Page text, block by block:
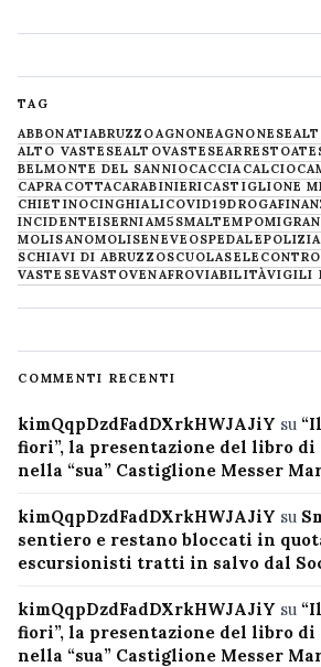
TAG
ABBONATIABRUZZOAGNONEAGNONESE
ALTO VASTESEALTOVASTESEARRESTO
BELMONTE DEL SANNIOCACCIA CALCIO
CAPRACOTTACARABINIERICASTIGLIONE
CHIETINOCINGHIALICOVID19DROGA
INCIDENTEISERNIAM5SMALTEMPO
MOLISANOMOLISENEVE OSPEDALEPOLIZIA
SCHIAVI DI ABRUZZOSCUOLA
VASTESEVASTOVENAFROVIABILITÀVIGILI
COMMENTI RECENTI
kimQqpDzdFadDXrkHWJAJiY su
fiori”, la presentazione del libro
nella “sua” Castiglione Messer
kimQqpDzdFadDXrkHWJAJiY su
sentiero e restano bloccati in
escursionisti tratti in salvo dal
kimQqpDzdFadDXrkHWJAJiY su
fiori”, la presentazione del libro
nella “sua” Castiglione Messer